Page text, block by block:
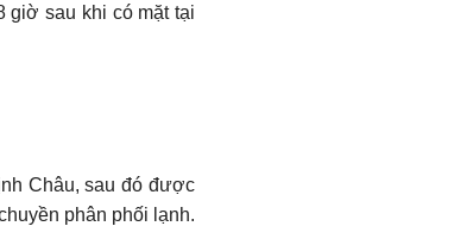
giờ sau khi có mặt tại
Châu, sau đó được
phân phối lạnh.